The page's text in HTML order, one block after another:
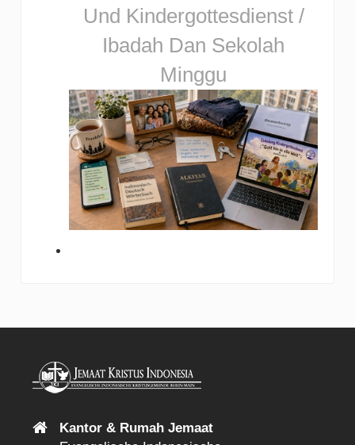
Und Kindergottesdienst /
Ibadah Dan Sekolah
Minggu
Kantor & Rumah Jemaat